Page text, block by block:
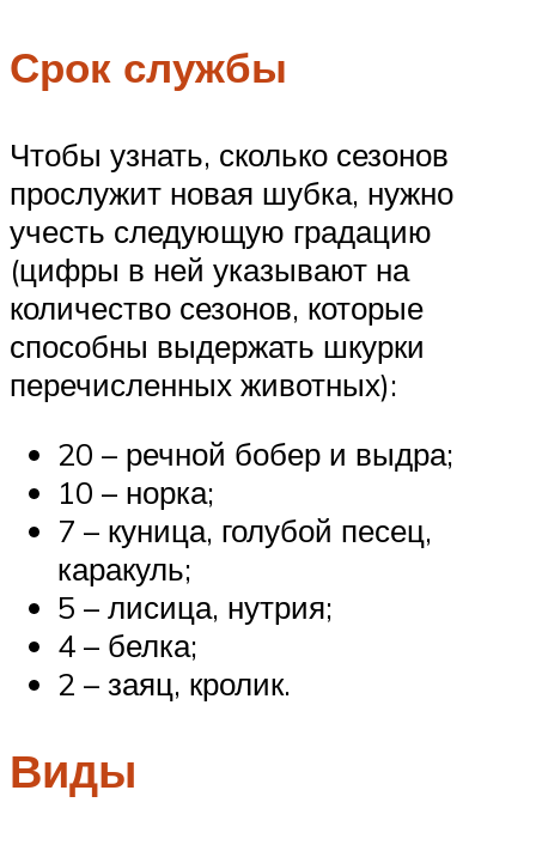
Срок службы
Чтобы узнать, сколько сезонов
прослужит новая шубка, нужно
учесть следующую градацию
(цифры в ней указывают на
количество сезонов, которые
способны выдержать шкурки
перечисленных животных):
20 – речной бобер и выдра;
10 – норка;
7 – куница, голубой песец,
каракуль;
5 – лисица, нутрия;
4 – белка;
2 – заяц, кролик.
Виды